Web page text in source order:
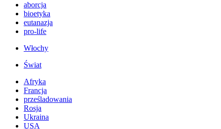
aborcja
bioetyka
eutanazja
pro-life
Włochy
Świat
Afryka
Francja
prześladowania
Rosja
Ukraina
USA